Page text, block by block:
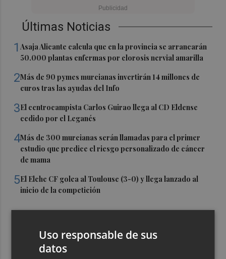
Últimas Noticias
1Asaja Alicante calcula que en la provincia se arrancarán
50.000 plantas enfermas por clorosis nervial amarilla
2Más de 90 pymes murcianas invertirán 14 millones de
euros tras las ayudas del Info
3El centrocampista Carlos Guirao llega al CD Eldense
cedido por el Leganés
4Más de 300 murcianas serán llamadas para el primer
estudio que predice el riesgo personalizado de cáncer
de mama
5El Elche CF golea al Toulouse (3-0) y llega lanzado al
inicio de la competición
Uso responsable de sus
datos